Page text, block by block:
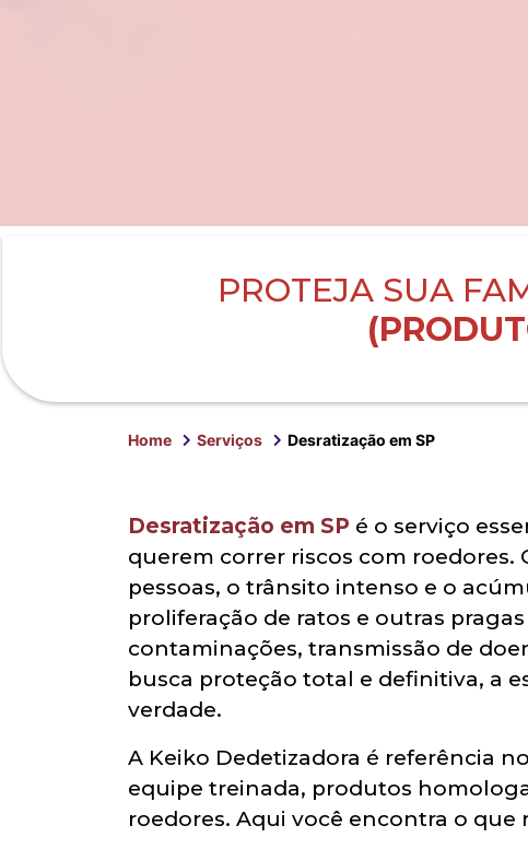
PROTEJA SUA
Home Serviços Desratização em SP
Desratização em SP é o serviço
querem correr riscos com roedores.
pessoas, o trânsito intenso e o
proliferação de ratos e outras
contaminações, transmissão de
busca proteção total e definitiva, a
verdade.
A Keiko Dedetizadora é referência
equipe treinada, produtos
roedores. Aqui você encontra o